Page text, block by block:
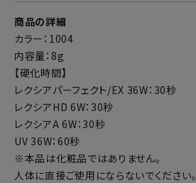
商品の詳細
カラー：1004
内容量：8g
【硬化時間】
レクシアパーフェクト/EX 36W：30秒
レクシアHD 6W：30秒
レクシアA 6W：30秒
UV 36W：60秒
※本品は化粧品ではありません。
人体に直接ご使用にならないでください。